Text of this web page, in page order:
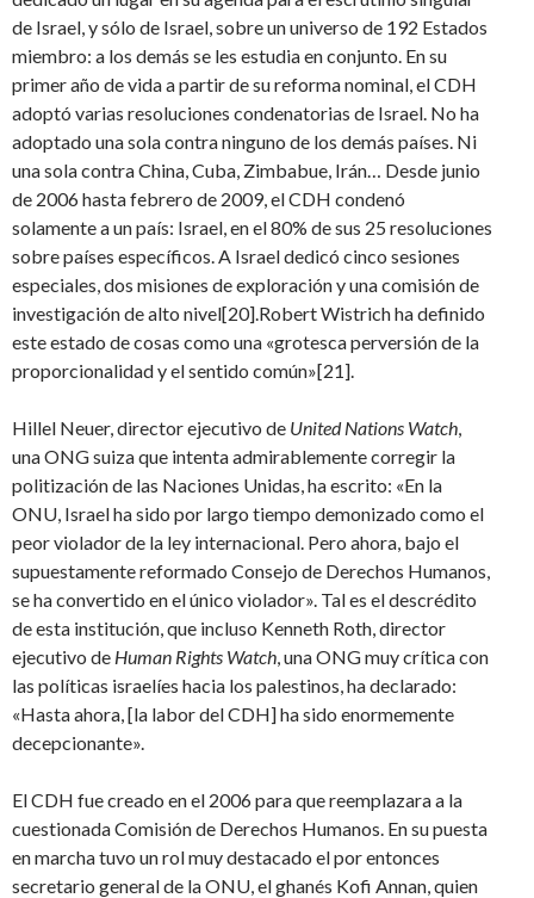
de Israel, y sólo de Israel, sobre un universo de 192 Estados
miembro: a los demás se les estudia en conjunto. En su
primer año de vida a partir de su reforma nominal, el CDH
adoptó varias resoluciones condenatorias de Israel. No ha
adoptado una sola contra ninguno de los demás países. Ni
una sola contra China, Cuba, Zimbabue, Irán… Desde junio
de 2006 hasta febrero de 2009, el CDH condenó
solamente a un país: Israel, en el 80% de sus 25 resoluciones
sobre países específicos. A Israel dedicó cinco sesiones
especiales, dos misiones de exploración y una comisión de
investigación de alto nivel[20].Robert Wistrich ha definido
este estado de cosas como una «grotesca perversión de la
proporcionalidad y el sentido común»[21].
Hillel Neuer, director ejecutivo de United Nations Watch
una ONG suiza que intenta admirablemente corregir la
politización de las Naciones Unidas, ha escrito: «En la
ONU, Israel ha sido por largo tiempo demonizado como el
peor violador de la ley internacional. Pero ahora, bajo el
supuestamente reformado Consejo de Derechos Humanos,
se ha convertido en el único violador». Tal es el descrédito
de esta institución, que incluso Kenneth Roth, director
ejecutivo de Human Rights Watch , una ONG muy crítica con
las políticas israelíes hacia los palestinos, ha declarado:
«Hasta ahora, [la labor del CDH] ha sido enormemente
decepcionante».
El CDH fue creado en el 2006 para que reemplazara a la
cuestionada Comisión de Derechos Humanos. En su puesta
en marcha tuvo un rol muy destacado el por entonces
secretario general de la ONU, el ghanés Kofi Annan, quien